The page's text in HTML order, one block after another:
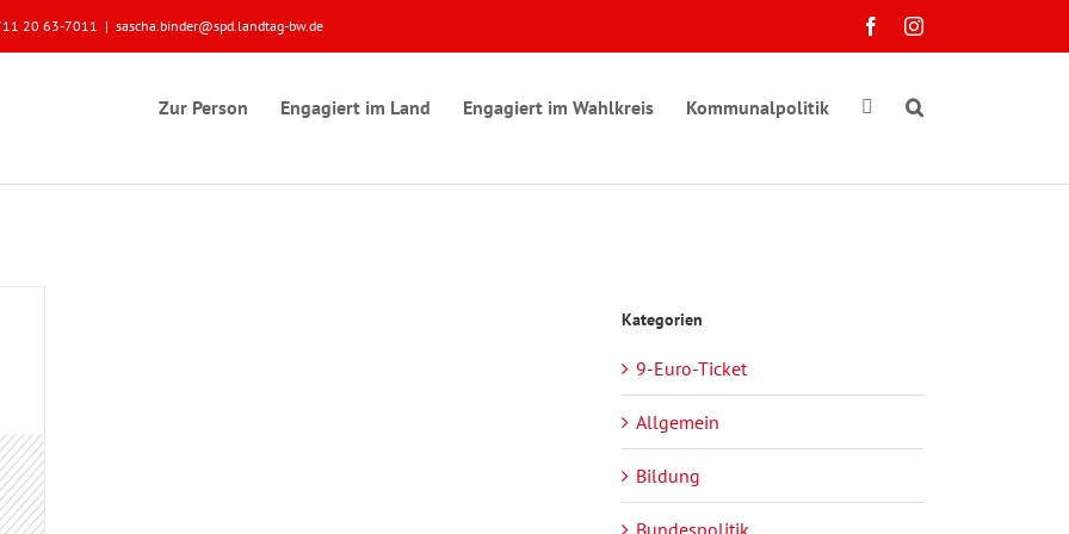
20 63-7011 | sascha.binder@spd.landtag-bw.de FacebookInstagram
Zur Person Engagiert im Land Engagiert im Wahlkreis Kommunalpolitik
Kategorien
9-Euro-Ticket
Allgemein
Bildung